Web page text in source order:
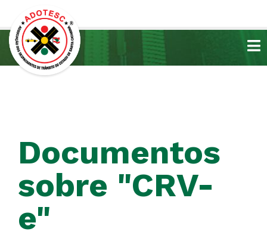
Documentos
sobre "CRV-
e"